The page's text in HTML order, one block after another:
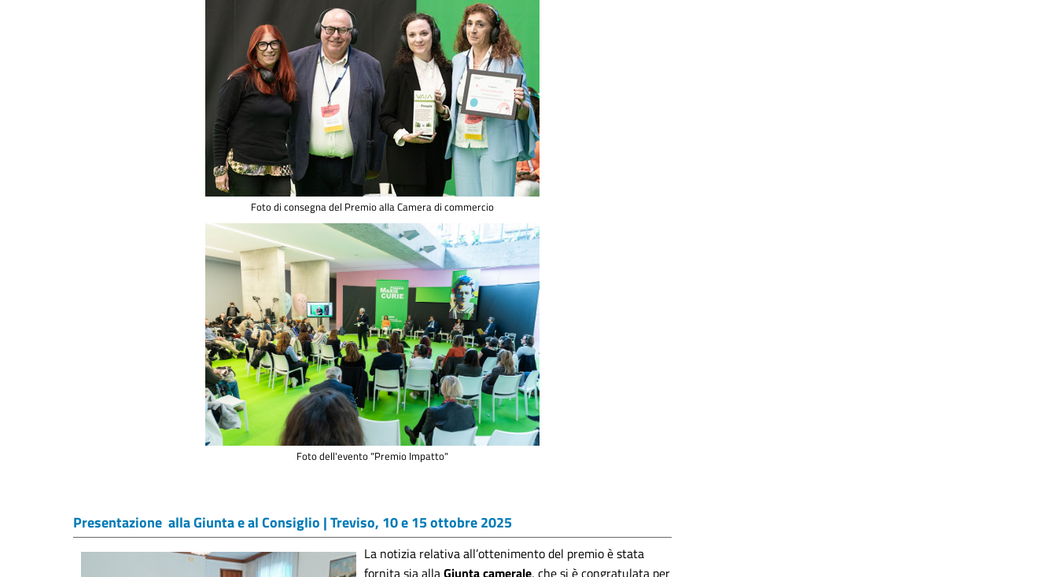
Foto di consegna del Premio alla Camera di commercio
Foto dell'evento "Premio Impatto"
Presentazione alla Giunta e al Consiglio | Treviso, 10 e 15 ottobre 2025
La notizia relativa all’ottenimento del premio è stata
fornita sia allaGiunta camerale, che si è congratulata per